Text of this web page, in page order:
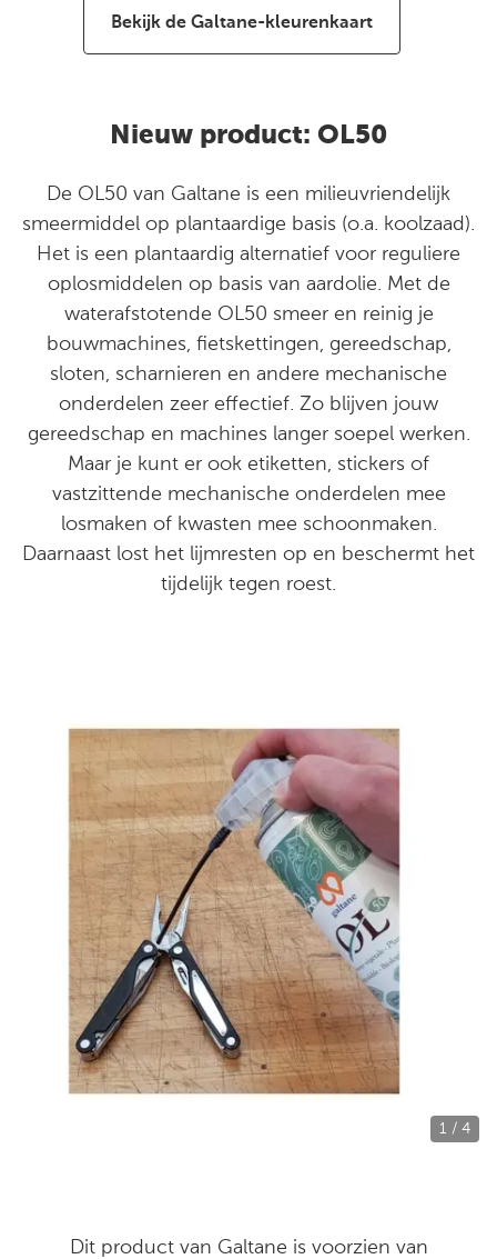
Bekijk de Galtane-kleurenkaart
Nieuw product: OL50
De OL50 van Galtane is een milieuvriendelijk
smeermiddel op plantaardige basis (o.a. koolzaad).
Het is een plantaardig alternatief voor reguliere
oplosmiddelen op basis van aardolie. Met de
waterafstotende OL50 smeer en reinig je
bouwmachines, fietskettingen, gereedschap,
sloten, scharnieren en andere mechanische
onderdelen zeer effectief. Zo blijven jouw
gereedschap en machines langer soepel werken.
Maar je kunt er ook etiketten, stickers of
vastzittende mechanische onderdelen mee
losmaken of kwasten mee schoonmaken.
Daarnaast lost het lijmresten op en beschermt het
tijdelijk tegen roest.
1 / 4
Dit product van Galtane is voorzien van